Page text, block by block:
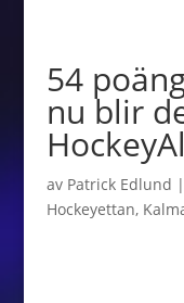
54
nu blir
av Patrick Edlund |
Hockeyettan,